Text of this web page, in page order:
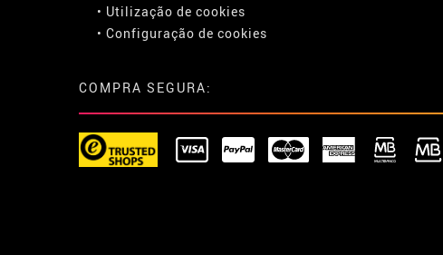
• Utilização de cookies
• Configuração de cookies
COMPRA SEGURA: